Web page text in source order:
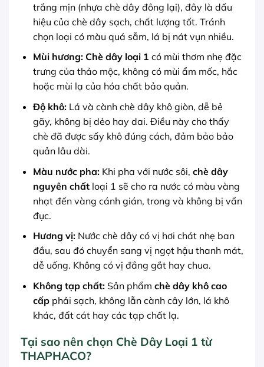
trắng mịn (nhựa chè dây đông lại), đây là dấu
hiệu của chè dây sạch, chất lượng tốt. Tránh
chọn loại có màu quá sẫm, lá bị nát vụn nhiều.
Mùi hương: Chè dây loại 1 có mùi thơm nhẹ đặc
trưng của thảo mộc, không có mùi ẩm mốc, hắc
hoặc mùi lạ của hóa chất bảo quản.
Độ khô:Lá và cành chè dây khô giòn, dễ bẻ
gãy, không bị dẻo hay dai. Điều này cho thấy
chè đã được sấy khô đúng cách, đảm bảo bảo
quản lâu dài.
Màu nước pha:Khi pha với nước sôi, chè dây
nguyên chấtloại 1 sẽ cho ra nước có màu vàng
nhạt đến vàng cánh gián, trong và không bị vẩn
đục.
Hương vị:Nước chè dây có vị hơi chát nhẹ ban
đầu, sau đó chuyển sang vị ngọt hậu thanh mát,
dễ uống. Không có vị đắng gắt hay chua.
Không tạp chất:Sản phẩm chè dây khô cao
cấpphải sạch, không lẫn cành cây lớn, lá khô
khác, đất cát hay các tạp chất lạ.
Tại sao nên chọn Chè Dây Loại 1 từ
THAPHACO?